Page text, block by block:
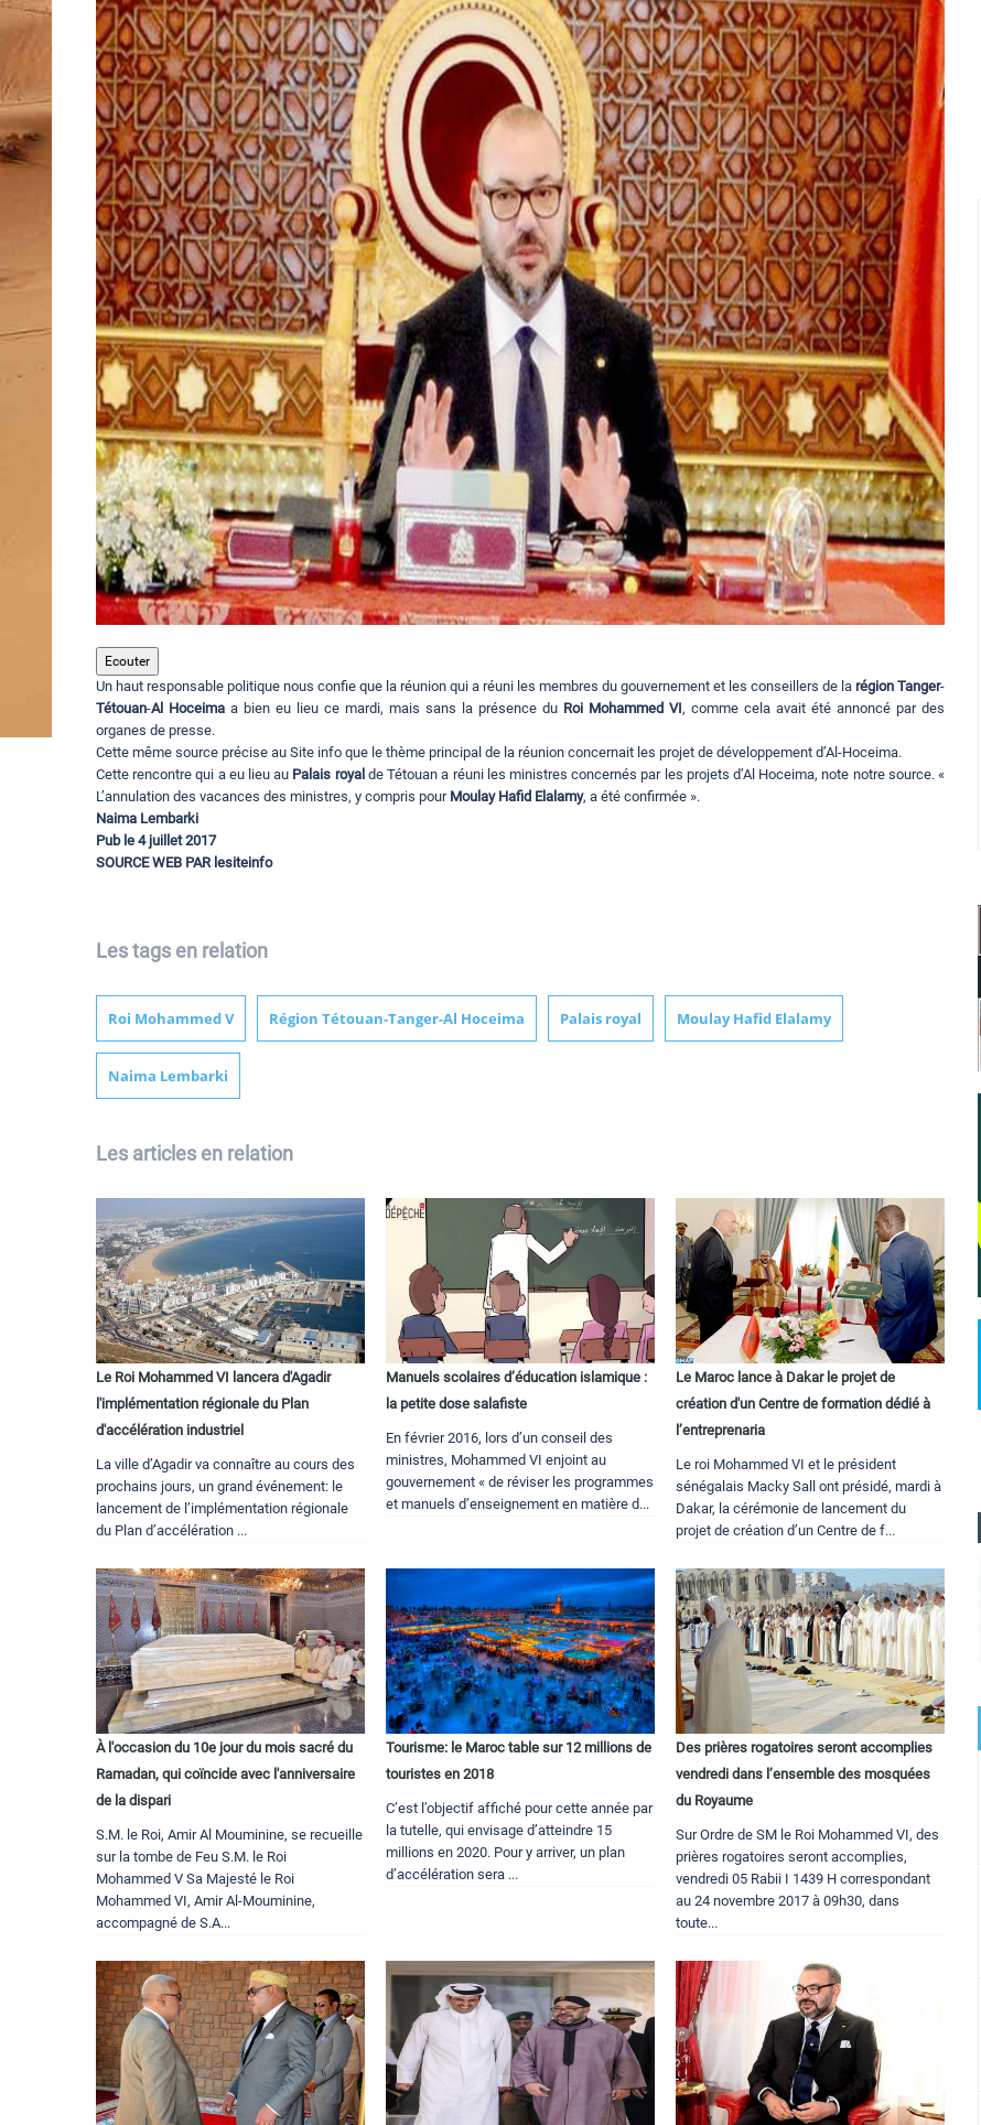
Ecouter
Un haut responsable politique nous confie que la réunion qui a réuni les membres du gouvernement et les conseillers de la région Tanger-
Tétouan-Al Hoceima a bien eu lieu ce mardi, mais sans la présence du Roi Mohammed VI, comme cela avait été annoncé par des
organes de presse.
Cette même source précise au Site info que le thème principal de la réunion concernait les projet de développement d’Al-Hoceima.
Cette rencontre qui a eu lieu au Palais royal de Tétouan a réuni les ministres concernés par les projets d’Al Hoceima, note notre source. «
L’annulation des vacances des ministres, y compris pour Moulay Hafid Elalamy, a été confirmée ».
Naima Lembarki
Pub le 4 juillet 2017
SOURCE WEB PAR lesiteinfo
Les tags en relation
Roi Mohammed V Région Tétouan-Tanger-Al Hoceima Palais royal Moulay Hafid Elalamy
Naima Lembarki
Les articles en relation
Le Roi Mohammed VI lancera d'Agadir
l'implémentation régionale du Plan
d'accélération industriel
La ville d’Agadir va connaître au cours des
prochains jours, un grand événement: le
lancement de l’implémentation régionale
du Plan d’accélération ...
Manuels scolaires d’éducation islamique :
la petite dose salafiste
En février 2016, lors d’un conseil des
ministres, Mohammed VI enjoint au
gouvernement « de réviser les programmes
et manuels d’enseignement en matière d...
Le Maroc lance à Dakar le projet de
création d'un Centre de formation dédié à
l’entreprenaria
Le roi Mohammed VI et le président
sénégalais Macky Sall ont présidé, mardi à
Dakar, la cérémonie de lancement du
projet de création d’un Centre de f...
À l'occasion du 10e jour du mois sacré du
Ramadan, qui coïncide avec l'anniversaire
de la dispari
S.M. le Roi, Amir Al Mouminine, se recueille
sur la tombe de Feu S.M. le Roi
Mohammed V Sa Majesté le Roi
Mohammed VI, Amir Al-Mouminine,
accompagné de S.A...
Tourisme: le Maroc table sur 12 millions de
touristes en 2018
C’est l’objectif affiché pour cette année par
la tutelle, qui envisage d’atteindre 15
millions en 2020. Pour y arriver, un plan
d’accélération sera ...
Des prières rogatoires seront accomplies
vendredi dans l’ensemble des mosquées
du Royaume
Sur Ordre de SM le Roi Mohammed VI, des
prières rogatoires seront accomplies,
vendredi 05 Rabii I 1439 H correspondant
au 24 novembre 2017 à 09h30, dans
toute...